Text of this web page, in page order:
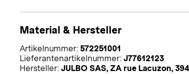
Material & Hersteller
Artikelnummer: 572251001
Lieferantenartikelnummer: J77612123
Hersteller: JULBO SAS, ZA rue Lacuzon,